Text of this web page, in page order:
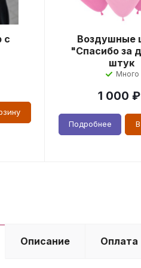
с
Воздушные
"Спасибо за
штук
Много
1 000 ₽
Подробнее
Описание Оплата